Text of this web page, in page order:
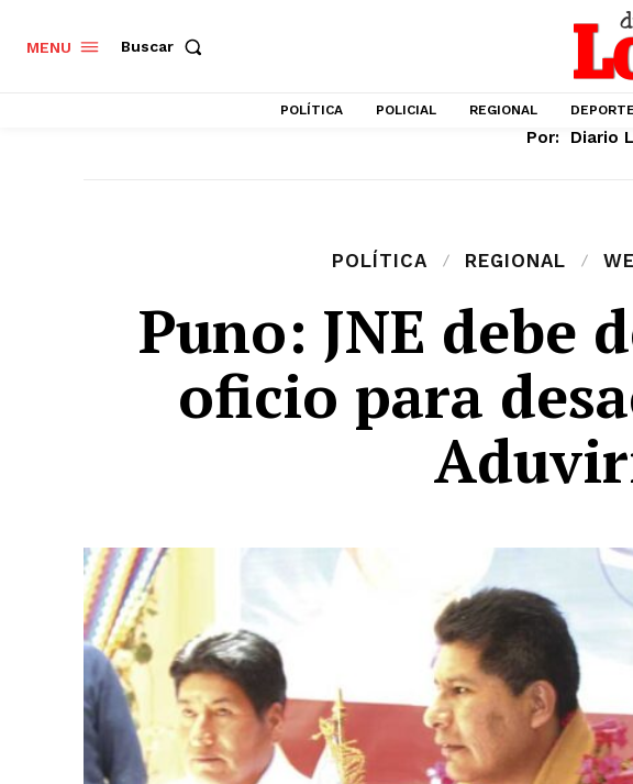
MENU Buscar
POLÍTICA POLICIAL REGIONAL
Por: Diario
POLÍTICA REGIONAL
Puno: JNE debe
oficio para